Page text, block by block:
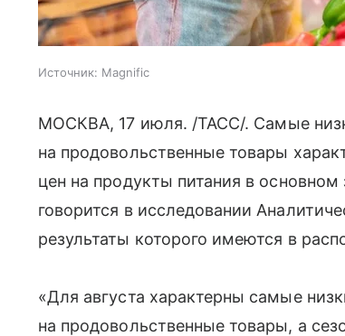
Источник: Magnific
МОСКВА, 17 июля. /ТАСС/. Самые
на продовольственные товары
цен на продукты питания в
говорится в исследовании
результаты которого имеются в
«Для августа характерны самые
на продовольственные товары, а